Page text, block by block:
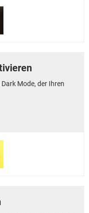
Mode, der Ihren